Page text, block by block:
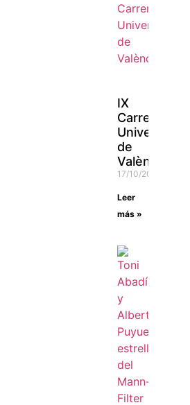
IX
Carrera
Universitat
de
València
17/10/2021
Leer
más »